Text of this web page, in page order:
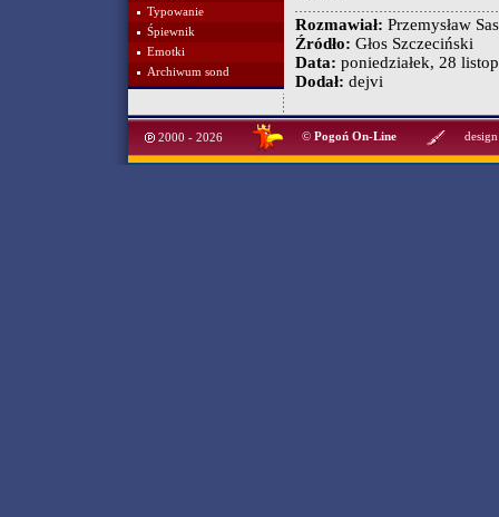
Typowanie
Śpiewnik
Emotki
Archiwum sond
Rozmawiał: Przemysław Sas
Źródło: Głos Szczeciński
Data: poniedziałek, 28
Dodał: dejvi
2000 - 2026 © Pogoń On-Line